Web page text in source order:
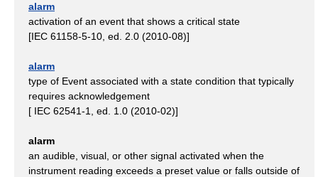
alarm
activation of an event that shows a critical state
[IEC 61158-5-10, ed. 2.0 (2010-08)]
alarm
type of Event associated with a state condition that typically
requires acknowledgement
[ IEC 62541-1, ed. 1.0 (2010-02)]
alarm
an audible, visual, or other signal activated when the
instrument reading exceeds a preset value or falls outside of